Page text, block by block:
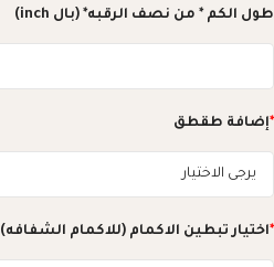
طول الكم * من نصف الرقبه* (بال inch)
*إضافة طقطق
*اختيار تبطين الاكمام (للاكمام الشفافه)